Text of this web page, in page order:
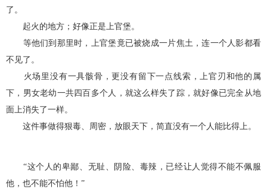
了。
起火的地方；好像正是上官堡。
等他们到那里时，上官堡竟已被烧成一片焦土，连一个人影都看
不见了。
火场里没有一具骸骨，更没有留下一点线索，上官刃和他的属
下，男女老幼一共四百多个人，就这么样失了踪，就好像已完全从地
面上消失了一样。
这件事做得狠毒、周密，放眼天下，简直没有一个人能比得上。
“这个人的卑鄙、无耻、阴险、毒辣，已经让人觉得不能不佩服
他，也不能不怕他！”